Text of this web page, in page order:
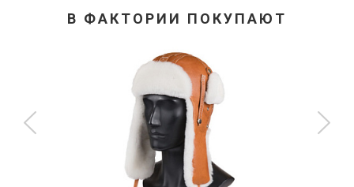
В ФАКТОРИИ ПОКУПАЮТ